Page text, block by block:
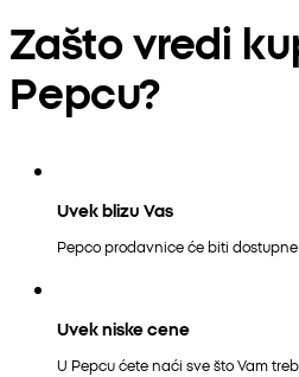
Zašto vredi
Pepcu?
Uvek blizu Vas
Pepco prodavnice će biti dostupne
Uvek niske cene
U Pepcu ćete naći sve što Vam